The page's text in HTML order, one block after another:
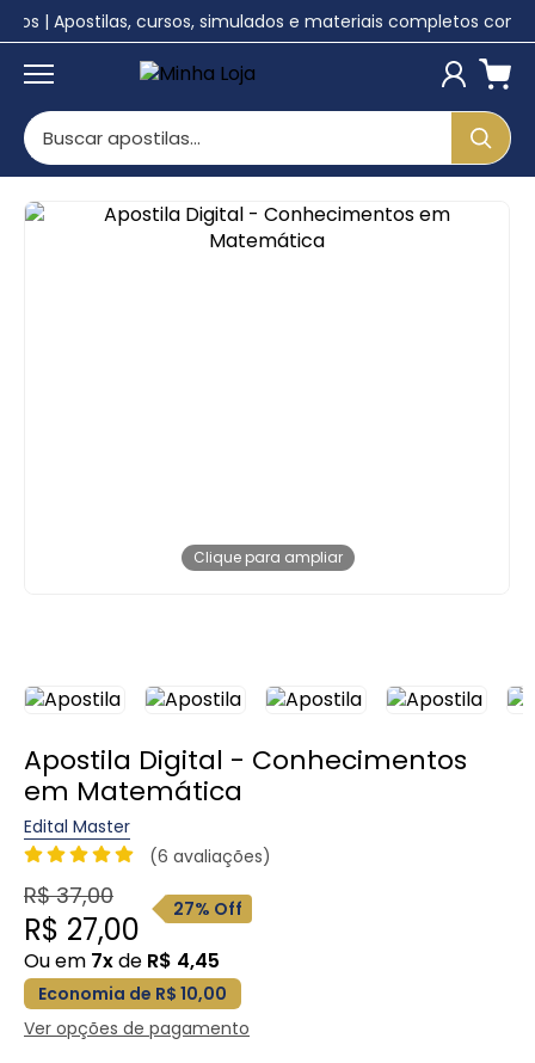
| Apostilas, cursos, simulados e materiais completos
Clique para ampliar
Apostila Digital - Conhecimentos
em Matemática
Edital Master
(6 avaliações)
R$ 37,00
R$ 27,00
27% Off
Ou em 7xde R$ 4,45
Economia de R$ 10,00
Ver opções de pagamento